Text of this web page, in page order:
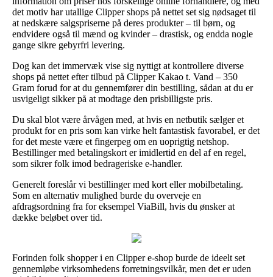
det motiv har utallige Clipper shops på nettet set sig nødsaget til
at nedskære salgspriserne på deres produkter – til børn, og
endvidere også til mænd og kvinder – drastisk, og endda nogle
gange sikre gebyrfri levering.
Dog kan det immervæk vise sig nyttigt at kontrollere diverse
shops på nettet efter tilbud på Clipper Kakao t. Vand – 350
Gram forud for at du gennemfører din bestilling, sådan at du er
usvigeligt sikker på at modtage den prisbilligste pris.
Du skal blot være årvågen med, at hvis en netbutik sælger et
produkt for en pris som kan virke helt fantastisk favorabel, er det
for det meste være et fingerpeg om en uoprigtig netshop.
Bestillinger med betalingskort er imidlertid en del af en regel,
som sikrer folk imod bedrageriske e-handler.
Generelt foreslår vi bestillinger med kort eller mobilbetaling.
Som en alternativ mulighed burde du overveje en
afdragsordning fra for eksempel ViaBill, hvis du ønsker at
dække beløbet over tid.
Forinden folk shopper i en Clipper e-shop burde de ideelt set
gennemløbe virksomhedens forretningsvilkår, men det er uden